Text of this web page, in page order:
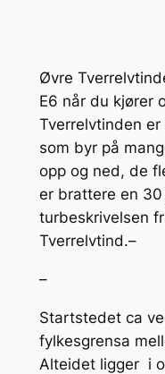
Øvre
E6 når du kjører
Tverrelvtinden
som byr på
opp og ned, de
er brattere en
turbeskrivelsen
Tverrelvtind.–
–
Startstedet ca
fylkesgrensa
Alteidet ligger i